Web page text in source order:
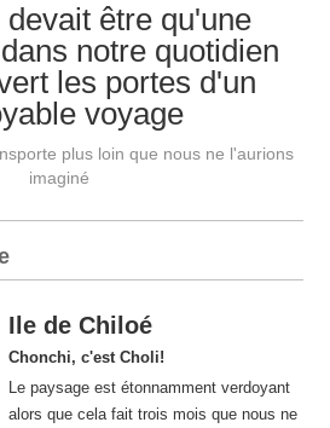
être qu'une
notre quotidien
les portes d'un
voyage
plus loin que nous ne l'aurions
imaginé
Ile de Chiloé
Chonchi, c'est Choli!
Le paysage est étonnamment verdoyant
alors que cela fait trois mois que nous ne